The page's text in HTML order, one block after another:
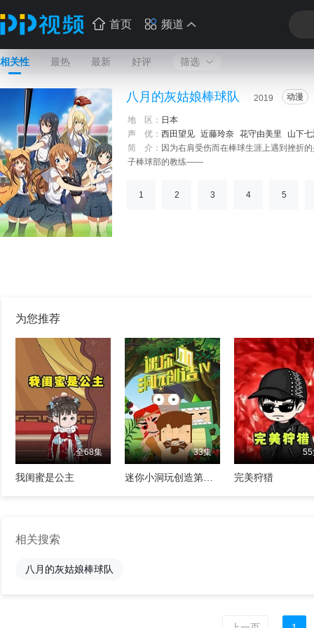
首页 频道
相关性 最热 最新 好评 筛选
八月的灰姑娘棒球队 2019 动漫
地 区： 日本
声 优： 西田望见 近藤玲奈 花守由美里
山下
简 介： 因为右肩受伤而在棒球生涯上遇到挫折
子棒球部的教练——
1 2 3 4 5
为您推荐
全68集
我闺蜜是公主
33集 55
完美狩猎
相关搜索
八月的灰姑娘棒球队